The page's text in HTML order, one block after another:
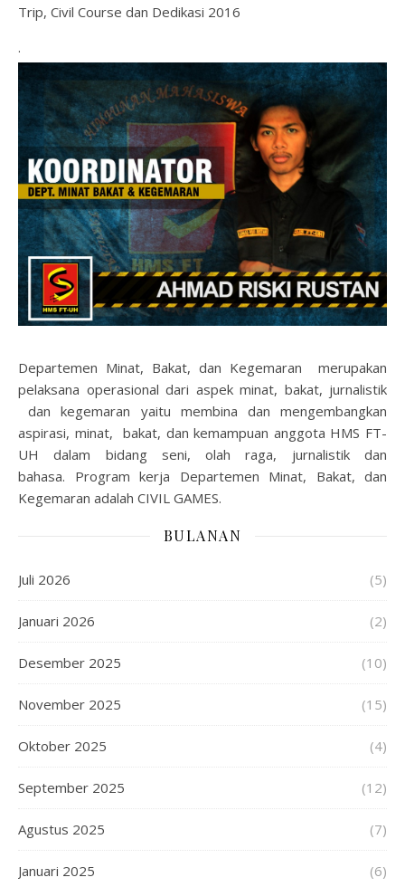
Trip, Civil Course dan Dedikasi 2016
.
Departemen Minat, Bakat, dan Kegemaran merupakan
pelaksana operasional dari aspek minat, bakat, jurnalistik
dan kegemaran yaitu membina dan mengembangkan
aspirasi, minat, bakat, dan kemampuan anggota HMS FT-
UH dalam bidang seni, olah raga, jurnalistik dan
bahasa. Program kerja Departemen Minat, Bakat, dan
Kegemaran adalah CIVIL GAMES.
BULANAN
Juli 2026 (5)
Januari 2026 (2)
Desember 2025 (10)
November 2025 (15)
Oktober 2025 (4)
September 2025 (12)
Agustus 2025 (7)
Januari 2025 (6)